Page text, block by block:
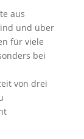
aus
und über
für viele
bei
von drei